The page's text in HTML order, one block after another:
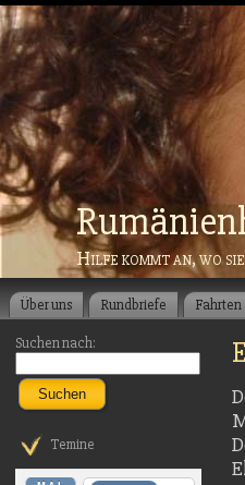
Hilfe kommt an, wo
Über uns Rundbriefe Fahrten
Suchen nach:
Suchen
Temine